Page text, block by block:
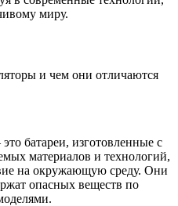
миру.
и чем они отличаются
батареи, изготовленные с
материалов и технологий,
на окружающую среду. Они
опасных веществ по